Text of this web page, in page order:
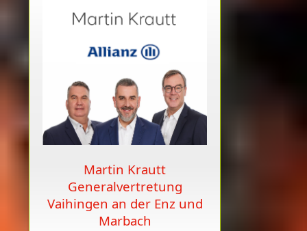
Martin Krautt
Generalvertretung
Vaihingen an der Enz und
Marbach